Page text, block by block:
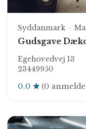
Syddanmark
Gudsgave
Egehovedvej 13
23449950
0.0 (0